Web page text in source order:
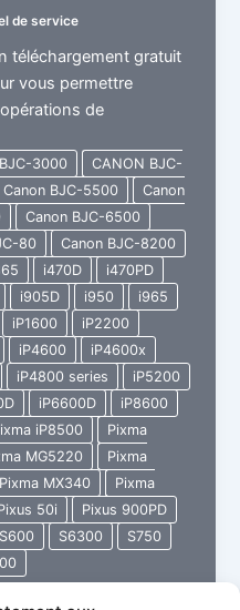
de service
téléchargement gratuit
vous permettre
de
3000
CANON BJC-
Canon BJC-5500
Canon
Canon BJC-6500
80
Canon BJC-8200
i470D
i470PD
i905D i950
i965
iP1600
iP2200
iP4600
iP4600x
iP4800 series
iP5200
iP6600D
iP8600
iP8500
Pixma
MG5220
Pixma
Pixma MX340
Pixma
50i
Pixus 900PD
S600 S6300
S750